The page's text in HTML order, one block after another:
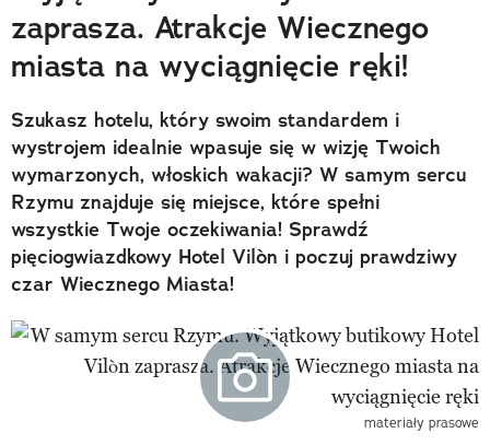
zaprasza. Atrakcje Wiecznego
miasta na wyciągnięcie ręki!
Szukasz hotelu, który swoim standardem i
wystrojem idealnie wpasuje się w wizję Twoich
wymarzonych, włoskich wakacji? W samym sercu
Rzymu znajduje się miejsce, które spełni
wszystkie Twoje oczekiwania! Sprawdź
pięciogwiazdkowy Hotel Vilòn i poczuj prawdziwy
czar Wiecznego Miasta!
materiały prasowe